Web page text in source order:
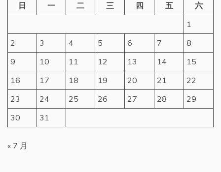
日
一 二 三 四 五
六
1
2
3 4 5 6 7
8
9
10 11 12 13 14
15
16
17 18 19 20 21
22
23
24 25 26 27 28
29
30
31
« 7 月